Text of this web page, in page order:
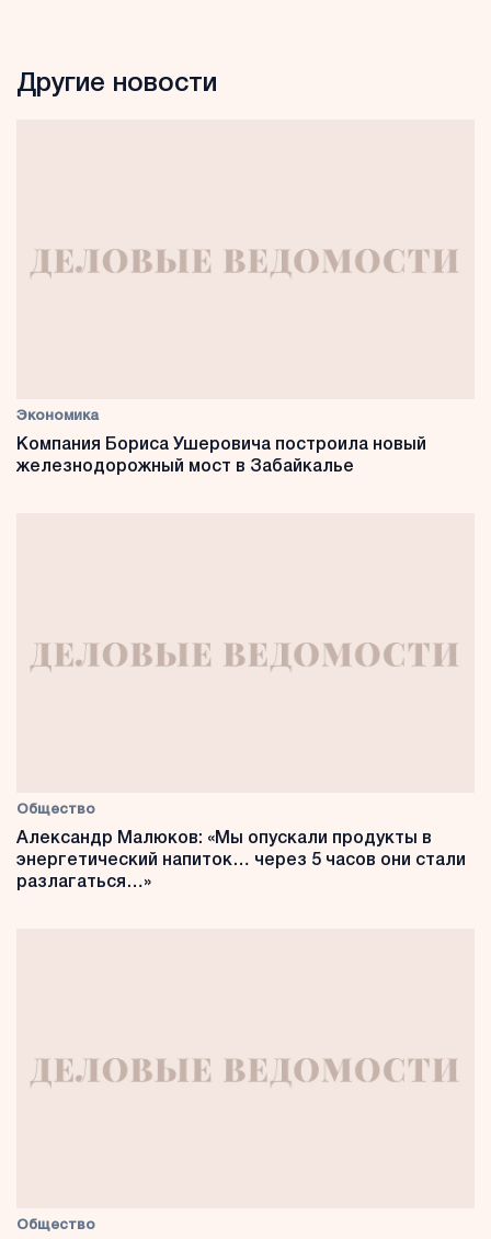
Другие новости
Экономика
Компания Бориса Ушеровича построила новый
железнодорожный мост в Забайкалье
Общество
Александр Малюков: «Мы опускали продукты в
энергетический напиток… через 5 часов они стали
разлагаться…»
Общество